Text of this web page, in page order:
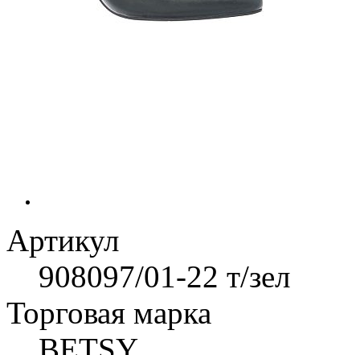
Артикул
908097/01-22 т/зел
Торговая марка